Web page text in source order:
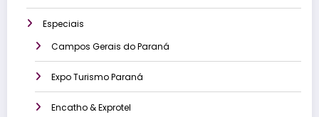
Especiais
Campos Gerais do Paraná
Expo Turismo Paraná
Encatho & Exprotel